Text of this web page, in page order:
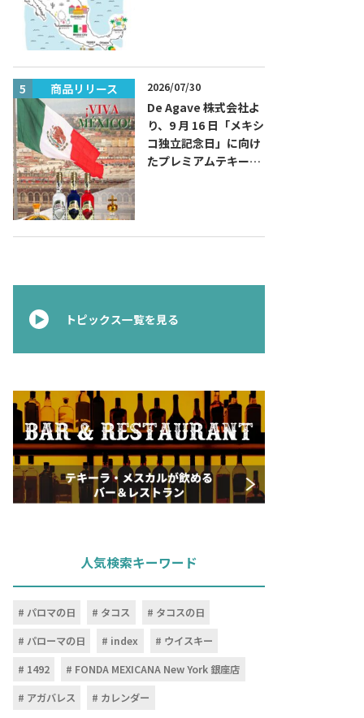
商品リリース 2026/07/30
De Agave 株式会社よ
り、9 月 16 日「メキシ
コ独立記念日」に向け
たプレミアムテキーラ
トピックス一覧を見る
人気検索キーワード
パロマの日 タコス
タコスの日
パローマの日
index
ウイスキー
1492
FONDA MEXICANA New York 銀座店
アガバレス
カレンダー